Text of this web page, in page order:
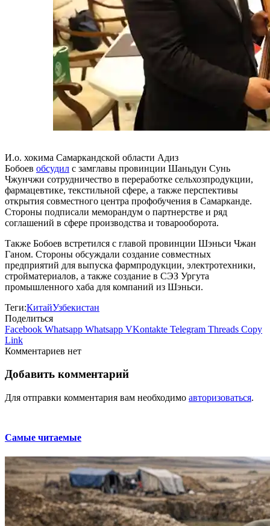
И.о. хокима Самаркандской области Адиз
Бобоев обсудил с замглавы провинции Шаньдун Сунь
Чжунчжи сотрудничество в переработке сельхозпродукции,
фармацевтике, текстильной сфере, а также перспективы
открытия совместного центра профобучения в Самарканде.
Стороны подписали меморандум о партнерстве и ряд
соглашений в сфере производства и товарооборота.
Также Бобоев встретился с главой провинции Шэньси Чжан
Ганом. Стороны обсуждали создание совместных
предприятий для выпуска фармпродукции, электротехники,
стройматериалов, а также создание в СЭЗ Ургута
промышленного хаба для компаний из Шэньси.
Теги:КитайУзбекистан
Поделиться
Facebook Whatsapp Whatsapp VKontakte Telegram Threads Copy
Link
Комментариев нет
Добавить комментарий
Для отправки комментария вам необходимо авторизоваться.
Самые читаемые